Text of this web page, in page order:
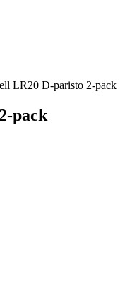
LR20 D-paristo 2-pack
pack